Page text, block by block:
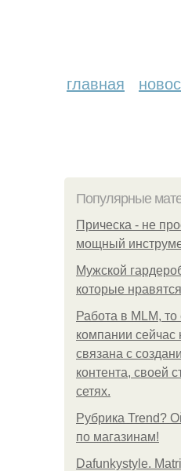
главная
Популярные
Прическа - не
мощный
Мужской
которые
Работа в MLM, то
компании сейчас
связана с
контента, своей
сетях.
Рубрика Trend?
по магазинам!
Dafunkystyle.